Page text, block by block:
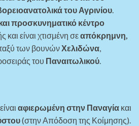
του Αγρινίου.
προσκυνηματικό κέντρο
είναι χτισμένη σεαπόκρημνη,
των βουνώνΧελιδώνα,
του Παναιτωλικού.
αφιερωμένη στην Παναγία και
(στην Απόδοση της Κοίμησης).